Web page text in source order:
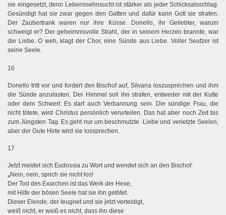
sie eingesetzt, denn Lebenssehnsucht ist stärker als jeder Schicksalsschlag.
Gesündigt hat sie zwar gegen den Gatten und dafür kann Gott sie strafen.
Der Zaubertrank waren nur ihre Küsse. Donello, ihr Geliebter, warum
schweigt er? Der geheimnisvolle Strahl, der in seinem Herzen brannte, war
die Liebe. O weh, klagt der Chor, eine Sünde aus Liebe. Voller Seufzer ist
seine Seele.
16
Donello tritt vor und fordert den Bischof auf, Silvana loszusprechen und ihm
die Sünde anzulasten. Der Himmel soll ihn strafen, entweder mit der Kutte
oder dem Schwert. Es darf auch Verbannung sein. Die sündige Frau, die
nicht tötete, wird Christus persönlich verurteilen. Das hat aber noch Zeit bis
zum Jüngsten Tag. Es geht nur um beschmutzte Liebe und verletzte Seelen,
aber der Gute Hirte wird sie lossprechen.
17
Jetzt meldet sich Eudossia zu Wort und wendet sich an den Bischof:
„Nein, nein, sprich sie nicht los!
Der Tod des Exarchen ist das Werk der Hexe,
mit Hilfe der bösen Seele hat sie ihn getötet.
Dieser Elende, der leugnet und sie jetzt verteidigt,
weiß nicht, er weiß es nicht, dass ihn diese